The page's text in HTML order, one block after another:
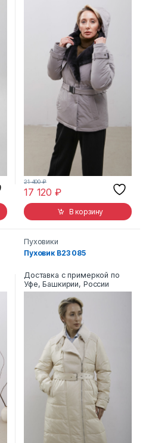
17 120₽
21 400₽
В корзину
Пуховики
Пуховик В23 085
Доставка с примеркой по
Уфе, Башкирии, России